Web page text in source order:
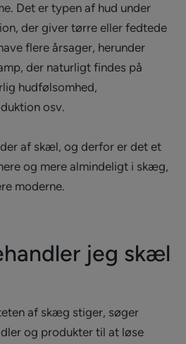
Det er typen af hud under
der giver tørre eller fedtede
flere årsager, herunder
der naturligt findes på
hudfølsomhed,
osv.
af skæl, og derfor er det et
og mere almindeligt i skæg,
moderne.
jeg skæl
af skæg stiger, søger
og produkter til at løse